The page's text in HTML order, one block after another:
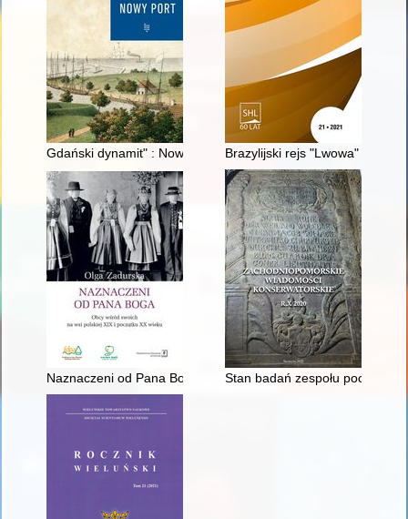
Gdański dynamit" : Nowy Port jako ośrodek produkcji
Brazylijski rejs "Lwowa" na
Naznaczeni od Pana Boga : obcy wśród swoich na wsi
Stan badań zespołu